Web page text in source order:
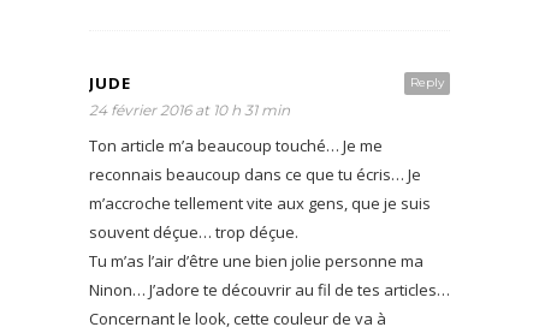
Reply
JUDE
24 février 2016 at 10 h 31 min
Ton article m’a beaucoup touché… Je me
reconnais beaucoup dans ce que tu écris… Je
m’accroche tellement vite aux gens, que je suis
souvent déçue… trop déçue.
Tu m’as l’air d’être une bien jolie personne ma
Ninon… J’adore te découvrir au fil de tes articles…
Concernant le look, cette couleur de va à